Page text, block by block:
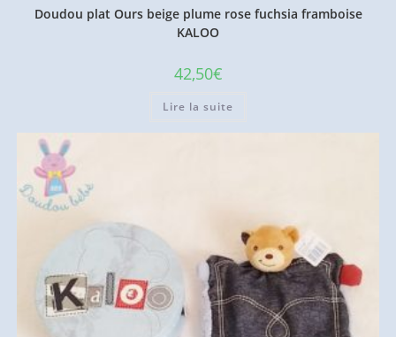
Doudou plat Ours beige plume rose fuchsia framboise
KALOO
42,50€
Lire la suite